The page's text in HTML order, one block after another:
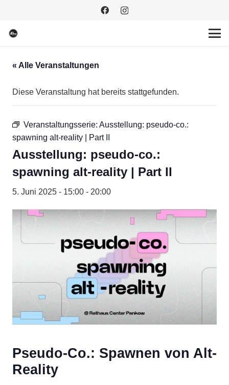
« Alle Veranstaltungen
Diese Veranstaltung hat bereits stattgefunden.
Veranstaltungsserie: Ausstellung: pseudo-co.:
spawning alt-reality | Part II
Ausstellung: pseudo-co.:
spawning alt-reality | Part II
5. Juni 2025 - 15:00 - 20:00
Pseudo-Co.: Spawnen von Alt-
Reality